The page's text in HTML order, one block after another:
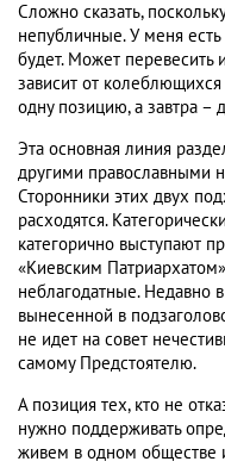
Сложно сказать,
непубличные. У меня
будет. Может перевесить
зависит от
одну позицию, а завтра –
Эта основная линия
другими православными
Сторонники этих двух
расходятся.
категорично выступают
«Киевским
неблагодатные. Недавно
вынесенной в
не идет на совет
самому Предстоятелю.
А позиция тех, кто не
нужно поддерживать
живем в одном обществе